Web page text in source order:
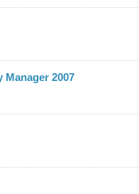
Manager 2007